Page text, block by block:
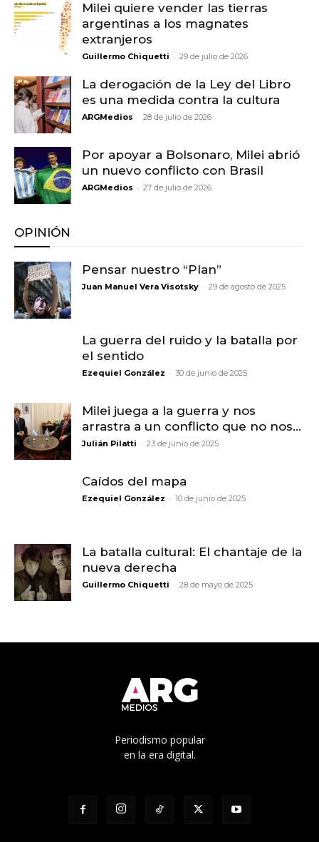
Milei quiere vender las tierras
argentinas a los magnates
extranjeros
Guillermo Chiquetti - 29 de julio de 2026
La derogación de la Ley del Libro
es una medida contra la cultura
ARGMedios - 28 de julio de 2026
Por apoyar a Bolsonaro, Milei abrió
un nuevo conflicto con Brasil
ARGMedios - 27 de julio de 2026
OPINIÓN
Pensar nuestro “Plan”
Juan Manuel Vera Visotsky - 29 de agosto de 2025
La guerra del ruido y la batalla por
el sentido
Ezequiel González - 30 de junio de 2025
Milei juega a la guerra y nos
arrastra a un conflicto que no nos...
Julián Pilatti - 23 de junio de 2025
Caídos del mapa
Ezequiel González - 10 de junio de 2025
La batalla cultural: El chantaje de la
nueva derecha
Guillermo Chiquetti - 28 de mayo de 2025
Periodismo popular
en la era digital.